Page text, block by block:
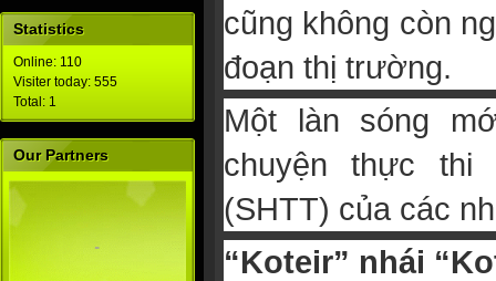
Statistics
Online: 110
Visiter today: 555
Total: 1
Our Partners
cũng không còn
đoạn thị trường.
Một làn sóng
chuyện thực
(SHTT) của các
“Koteir” nhái